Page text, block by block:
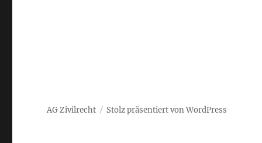
AG Zivilrecht Stolz präsentiert von WordPress